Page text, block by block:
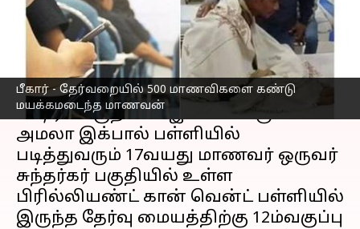
பீகார் - தேர்வறையில் 500 மாணவிகளை கண்டு
மயக்கமடைந்த மாணவன்
எழுதியவர் Nivetha P Feb 03, 2023 09:48 pm
செய்தி முன்னோட்டம்
பீகார்மாநிலம், நாளந்தா மாவட்டம்
ஷெரீப் பகுதியில் இயங்கிவரும்
அமலா இக்பால் பள்ளியில்
படித்துவரும் 17வயது மாணவர் ஒருவர்
சுந்தர்கர் பகுதியில் உள்ள
பிரில்லியண்ட் கான் வென்ட் பள்ளியில்
இருந்த தேர்வு மையத்திற்கு 12ம்வகுப்பு